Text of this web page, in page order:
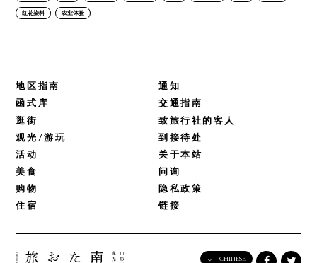
红花染料 农业体验
地区指南
函式库
逛街
观光/游玩
活动
美食
购物
住宿
通知
交通指南
致旅行社的客人
到接待处
关于本站
问询
隐私政策
链接
CHINESE